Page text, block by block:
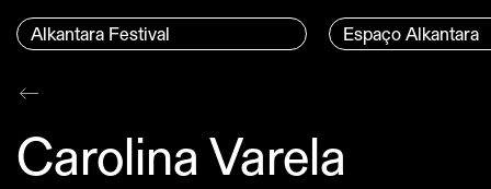
Menu Principal
Alkantara Festival Espaço Alkantara
Conteúdo principal
Carolina Varela